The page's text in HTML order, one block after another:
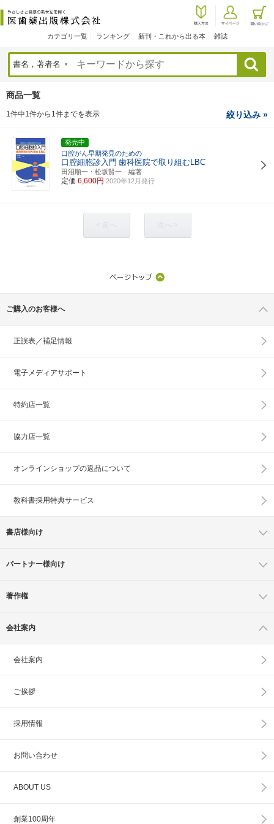
カテゴリ一覧 ランキング 新刊・これから出る本 雑誌
検索
商品一覧
1件中1件から1件までを表示 絞り込み »
発売中
口腔がん早期発見のための
口腔細胞診入門 歯科医院で取り組むLBC
田沼順一・松坂賢一 編著
定価 6,600円 2020年12月発行
ご購入のお客様へ
正誤表／補足情報
電子メディアサポート
特約店一覧
協力店一覧
オンラインショップの返品について
教科書採用特典サービス
書店様向け
パートナー様向け
著作権
会社案内
会社案内
ご挨拶
採用情報
お問い合わせ
ABOUT US
創業100周年